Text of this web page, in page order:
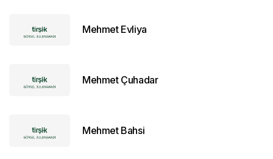
Mehmet Evliya
Mehmet Çuhadar
Mehmet Bahsi